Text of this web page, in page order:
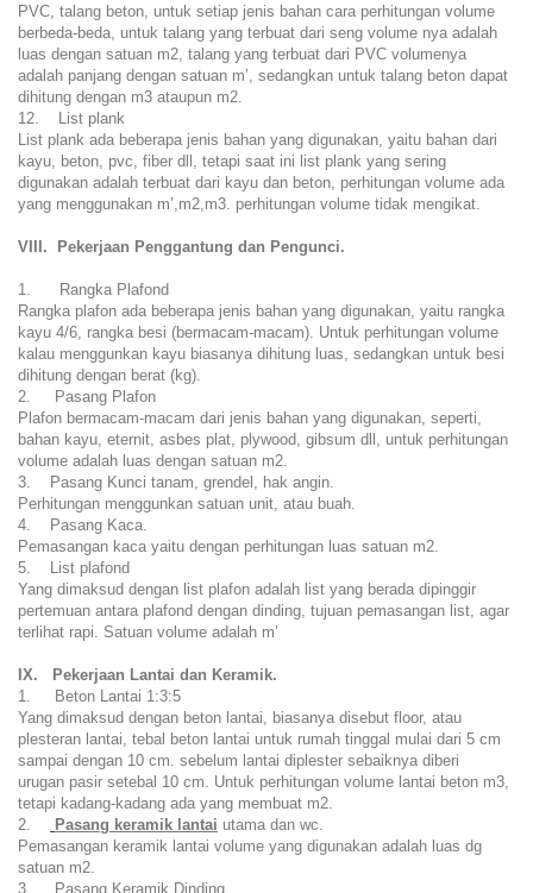
PVC, talang beton, untuk setiap jenis bahan cara perhitungan volume
berbeda-beda, untuk talang yang terbuat dari seng volume nya adalah
luas dengan satuan m2, talang yang terbuat dari PVC volumenya
adalah panjang dengan satuan m’, sedangkan untuk talang beton dapat
dihitung dengan m3 ataupun m2.
12. List plank
List plank ada beberapa jenis bahan yang digunakan, yaitu bahan dari
kayu, beton, pvc, fiber dll, tetapi saat ini list plank yang sering
digunakan adalah terbuat dari kayu dan beton, perhitungan volume ada
yang menggunakan m’,m2,m3. perhitungan volume tidak mengikat.
VIII. Pekerjaan Penggantung dan Pengunci.
1. Rangka Plafond
Rangka plafon ada beberapa jenis bahan yang digunakan, yaitu rangka
kayu 4/6, rangka besi (bermacam-macam). Untuk perhitungan volume
kalau menggunkan kayu biasanya dihitung luas, sedangkan untuk besi
dihitung dengan berat (kg).
2. Pasang Plafon
Plafon bermacam-macam dari jenis bahan yang digunakan, seperti,
bahan kayu, eternit, asbes plat, plywood, gibsum dll, untuk perhitungan
volume adalah luas dengan satuan m2.
3. Pasang Kunci tanam, grendel, hak angin.
Perhitungan menggunkan satuan unit, atau buah.
4. Pasang Kaca.
Pemasangan kaca yaitu dengan perhitungan luas satuan m2.
5. List plafond
Yang dimaksud dengan list plafon adalah list yang berada dipinggir
pertemuan antara plafond dengan dinding, tujuan pemasangan list, agar
terlihat rapi. Satuan volume adalah m’
IX. Pekerjaan Lantai dan Keramik.
1. Beton Lantai 1:3:5
Yang dimaksud dengan beton lantai, biasanya disebut floor, atau
plesteran lantai, tebal beton lantai untuk rumah tinggal mulai dari 5 cm
sampai dengan 10 cm. sebelum lantai diplester sebaiknya diberi
urugan pasir setebal 10 cm. Untuk perhitungan volume lantai beton m3,
tetapi kadang-kadang ada yang membuat m2.
2.
Pasang keramik lantai utama dan wc.
Pemasangan keramik lantai volume yang digunakan adalah luas dg
satuan m2.
3. Pasang Keramik Dinding.